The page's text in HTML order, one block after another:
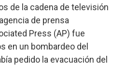
de la cadena de televisión
de prensa
Press (AP) fue
en un bombardeo del
pedido la evacuación del